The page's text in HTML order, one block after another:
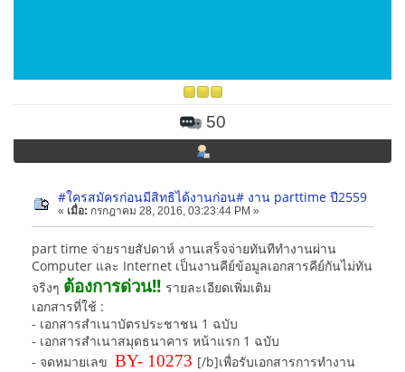
50
#ใครสมัครก่อนมีสิทธิได้งานก่อน# งาน parttime ปี2559
« เมื่อ: กรกฎาคม 28, 2016, 03:23:44 PM »
part time จ่ายรายสัปดาห์ งานเสร็จจ่ายทันทีทำงานผ่าน
Computer และ Internet เป็นงานคีย์ข้อมูลเอกสารคีย์กันไม่ทัน
จริงๆ ต้องการด่วน!! รายละเอียดเพิ่มเติม
เอกสารที่ใช้ :
- เอกสารสำเนาบัตรประชาชน 1 ฉบับ
- เอกสารสำเนาสมุดธนาคาร หน้าแรก 1 ฉบับ
- จดหมายเลข BY- 10273 [/b]เพื่อรับเอกสารการทำงาน